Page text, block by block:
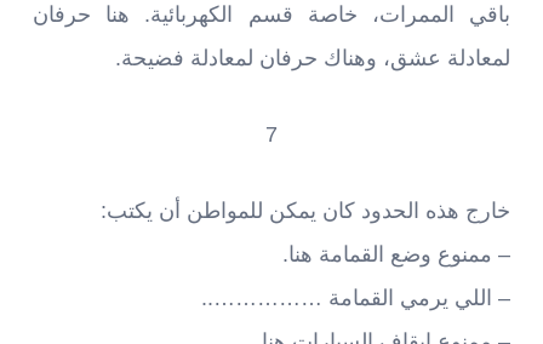
باقي الممرات، خاصة قسم الكهربائية. هنا حرفان
لمعادلة عشق، وهناك حرفان لمعادلة فضيحة.
7
خارج هذه الحدود كان يمكن للمواطن أن يكتب:
– ممنوع وضع القمامة هنا.
– اللي يرمي القمامة ……………..